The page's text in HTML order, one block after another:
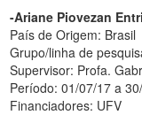
-Ariane Piovezan
País de Origem: Brasil
Grupo/linha de
Supervisor: Profa.
Período: 01/07/17 a
Financiadores: UFV